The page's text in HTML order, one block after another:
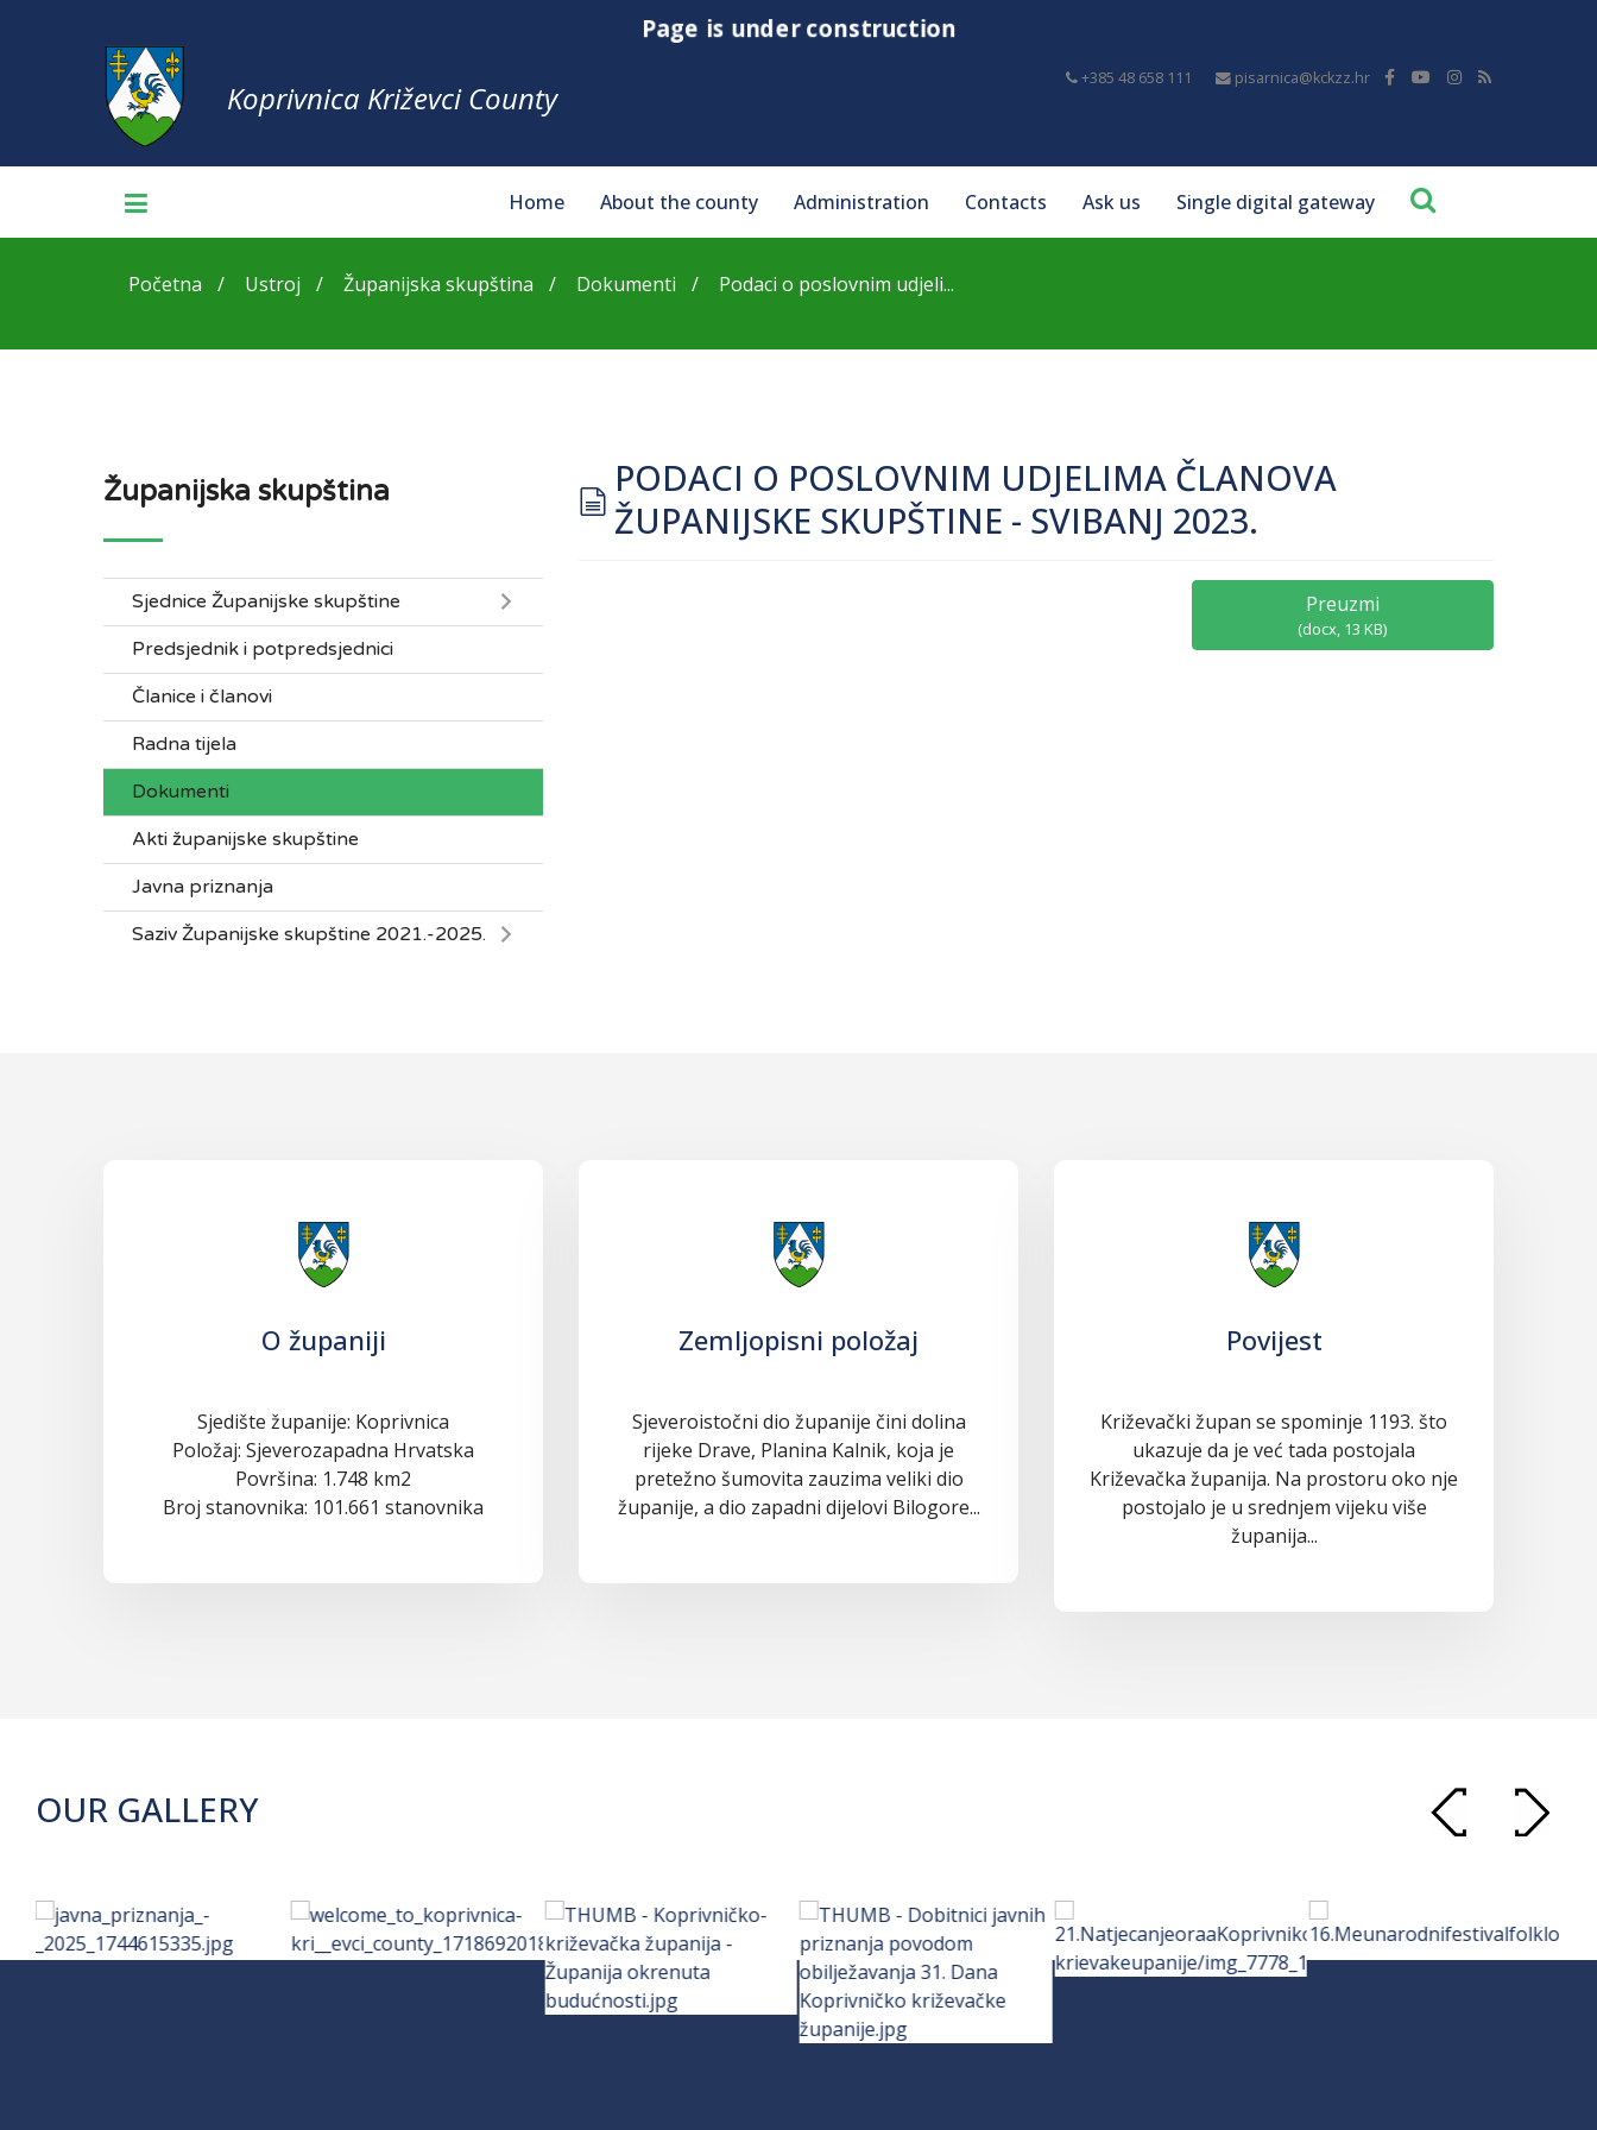
Page is under construction
+385 48 658 111 pisarnica@kckzz.hr
Koprivnica Križevci County
Home About the county Administration Contacts Ask us Single digital gateway
Početna Ustroj Županijska skupština Dokumenti Podaci o poslovnim udjeli...
Županijska skupština
Sjednice Županijske skupštine
Predsjednik i potpredsjednici
Članice i članovi
Radna tijela
Dokumenti
Akti županijske skupštine
Javna priznanja
Saziv Županijske skupštine 2021.-2025.
document
PODACI O POSLOVNIM UDJELIMA ČLANOVA
ŽUPANIJSKE SKUPŠTINE - SVIBANJ 2023.
Preuzmi
(docx, 13 KB)
O županiji
Sjedište županije: Koprivnica
Položaj: Sjeverozapadna Hrvatska
Površina: 1.748 km2
Broj stanovnika: 101.661 stanovnika
Zemljopisni položaj
Sjeveroistočni dio županije čini dolina
rijeke Drave, Planina Kalnik, koja je
pretežno šumovita zauzima veliki dio
županije, a dio zapadni dijelovi Bilogore...
Povijest
Križevački župan se spominje 1193. što
ukazuje da je već tada postojala
Križevačka županija. Na prostoru oko nje
postojalo je u srednjem vijeku više
županija...
OUR GALLERY